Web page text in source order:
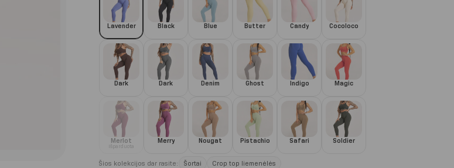
Lavender Black Blue Butter Candy Cocoloco
Dark Dark Denim Ghost Indigo Magic
Merlot
Išparduota
Merry Nougat Pistachio Safari Soldier
Šios kolekcijos dar rasite: Šortai Crop top liemenėlės